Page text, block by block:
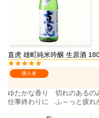
直虎 雄町純米吟醸 生原酒
購入者
ゆたかな香り　切れのあるの
仕事終わりに　ふ～っと疲れ